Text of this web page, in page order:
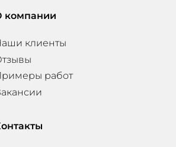
компании
клиенты
работ